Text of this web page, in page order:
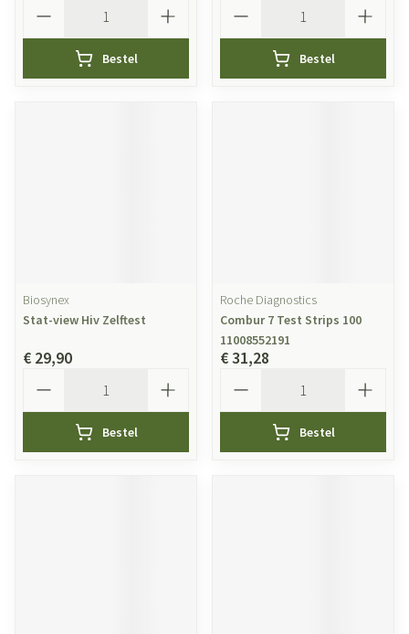
Bestel Bestel
Biosynex
Stat-view Hiv Zelftest
€ 29,90
Bestel
Roche Diagnostics
Combur 7 Test Strips 100
11008552191
€ 31,28
Bestel